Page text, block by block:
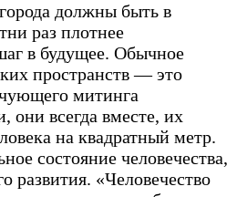
должны быть в
раз плотнее
в будущее. Обычное
пространств — это
митинга
всегда вместе, их
на квадратный метр.
состояние человечества,
развития. «Человечество